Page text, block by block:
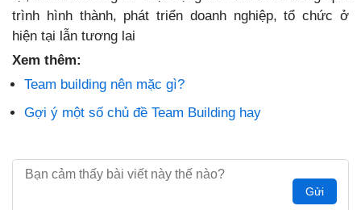
trình hình thành, phát triển doanh nghiệp, tổ chức ở
hiện tại lẫn tương lai
Xem thêm:
Team building nên mặc gì?
Gợi ý một số chủ đề Team Building hay
Gửi